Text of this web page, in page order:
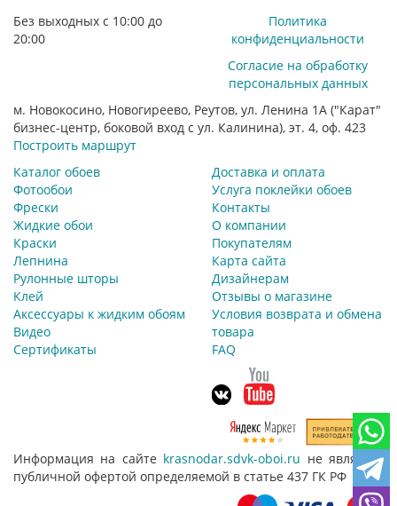
Без выходных с 10:00 до
20:00
Политика
конфиденциальности
Согласие на обработку
персональных данных
м. Новокосино, Новогиреево, Реутов, ул. Ленина 1А ("Карат"
бизнес-центр, боковой вход с ул. Калинина), эт. 4, оф. 423
Построить маршрут
Каталог обоев
Фотообои
Фрески
Жидкие обои
Краски
Лепнина
Рулонные шторы
Клей
Аксессуары к жидким обоям
Видео
Сертификаты
Доставка и оплата
Услуга поклейки обоев
Контакты
О компании
Покупателям
Карта сайта
Дизайнерам
Отзывы о магазине
Условия возврата и обмена
товара
FAQ
Информация на сайте krasnodar.sdvk-oboi.ru не является
публичной офертой определяемой в статье 437 ГК РФ